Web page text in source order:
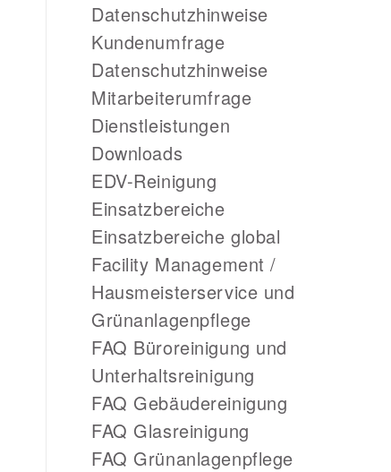
Datenschutzhinweise
Kundenumfrage
Datenschutzhinweise
Mitarbeiterumfrage
Dienstleistungen
Downloads
EDV-Reinigung
Einsatzbereiche
Einsatzbereiche global
Facility Management /
Hausmeisterservice und
Grünanlagenpflege
FAQ Büroreinigung und
Unterhaltsreinigung
FAQ Gebäudereinigung
FAQ Glasreinigung
FAQ Grünanlagenpflege